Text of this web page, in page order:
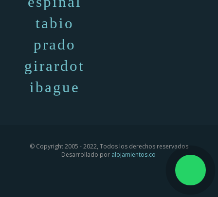
tabio
prado
girardot
ibague
© Copyright 2005 - 2022, Todos los derechos reservados
Desarrollado por alojamientos.co